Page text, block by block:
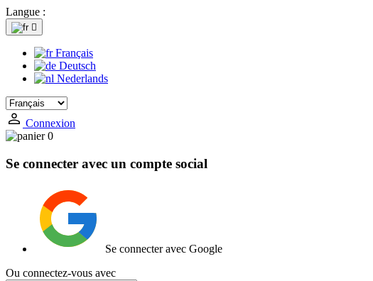
Langue :

Français
Deutsch
Nederlands
Connexion
0
Se connecter avec un compte social
Se connecter avec Google
Ou connectez-vous avec